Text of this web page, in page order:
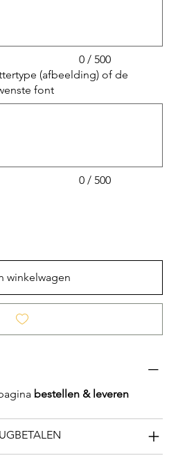
0 / 500
(afbeelding) of de
font
0 / 500
winkelwagen
bestellen & leveren